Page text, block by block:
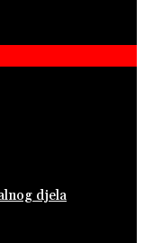
djela